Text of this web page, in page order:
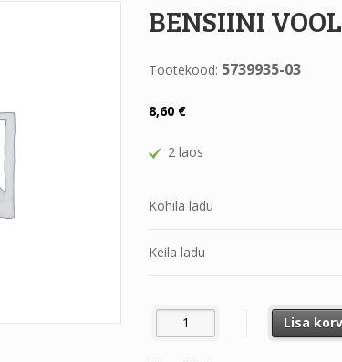
BENSIINI
Tootekood: 5739935-03
8,60 €
2 laos
Kohila ladu
Keila ladu
BENSIINI VOOLIK HQ545 kogus
Lisa